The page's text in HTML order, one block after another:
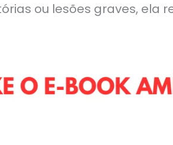
ou lesões graves, ela